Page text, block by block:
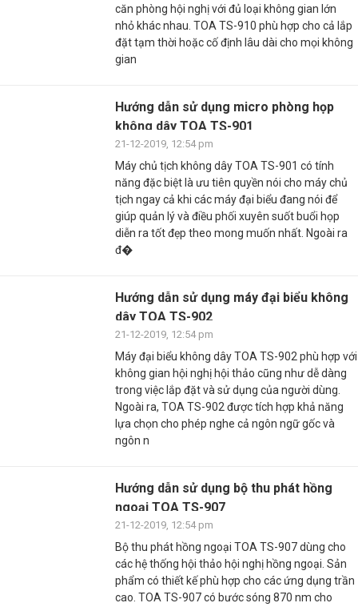
căn phòng hội nghị với đủ loại không gian lớn
nhỏ khác nhau. TOA TS-910 phù hợp cho cả lắp
đặt tạm thời hoặc cố định lâu dài cho mọi không
gian
Hướng dẫn sử dụng micro phòng họp
không dây TOA TS-901
21-12-2019, 12:54 pm
Máy chủ tịch không dây TOA TS-901 có tính
năng đặc biệt là ưu tiên quyền nói cho máy chủ
tịch ngay cả khi các máy đại biểu đang nói để
giúp quản lý và điều phối xuyên suốt buổi họp
diễn ra tốt đẹp theo mong muốn nhất. Ngoài ra
đ�
Hướng dẫn sử dụng máy đại biểu không
dây TOA TS-902
21-12-2019, 12:54 pm
Máy đại biểu không dây TOA TS-902 phù hợp với
không gian hội nghị hội thảo cũng như dễ dàng
trong việc lắp đặt và sử dụng của người dùng.
Ngoài ra, TOA TS-902 được tích hợp khả năng
lựa chọn cho phép nghe cả ngôn ngữ gốc và
ngôn n
Hướng dẫn sử dụng bộ thu phát hồng
ngoại TOA TS-907
21-12-2019, 12:54 pm
Bộ thu phát hồng ngoại TOA TS-907 dùng cho
các hệ thống hội thảo hội nghị hồng ngoại. Sản
phẩm có thiết kế phù hợp cho các ứng dụng trần
cao. TOA TS-907 có bước sóng 870 nm cho